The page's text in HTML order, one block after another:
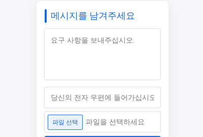
메시지를 남겨주세요
파일 선택 파일을 선택하세요